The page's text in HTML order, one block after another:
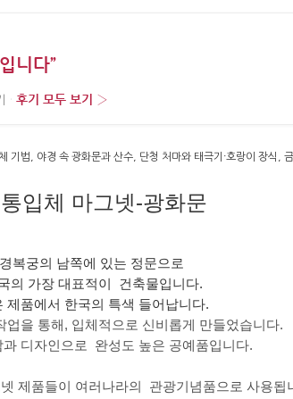
니다”
· 후기 모두 보기 ›
입체 마그넷-광화문
경복궁의 남쪽에 있는 정문으로
의 가장 대표적이 건축물입니다.
제품에서 한국의 특색 들어납니다.
업을 통해, 입체적으로 신비롭게 만들었습니다.
과 디자인으로 완성도 높은 공예품입니다.
제품들이 여러나라의 관광기념품으로 사용됩